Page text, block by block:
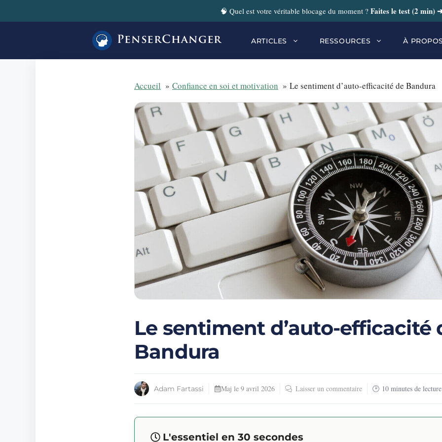
au
🧠 Quel est votre véritable blocage du moment ? Faites le test (2 min)
PenserChanger ARTICLES RESSOURCES À
Accueil Confiance en soi et motivation Le sentiment d’auto-efficacité de Bandura
Le sentiment d’auto-efficacité
Bandura
Adam Fartassi Maj le 9 avril 2026 Laisser un commentaire 10 minutes de lecture
L'essentiel en 30 secondes